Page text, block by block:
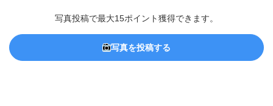
写真投稿で最大15ポイント獲得できます。
写真を投稿する